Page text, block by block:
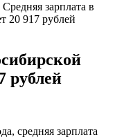
Средняя зарплата в
20 917 рублей
рублей
средняя зарплата